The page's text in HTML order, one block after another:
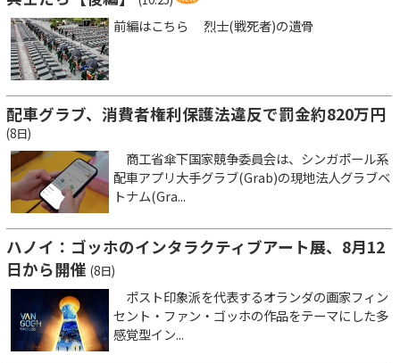
前編はこちら 烈士(戦死者)の遺骨
配車グラブ、消費者権利保護法違反で罰金約820万円
(8日)
商工省傘下国家競争委員会は、シンガポール系
配車アプリ大手グラブ(Grab)の現地法人グラブベ
トナム(Gra...
ハノイ：ゴッホのインタラクティブアート展、8月12
日から開催 (8日)
ポスト印象派を代表するオランダの画家フィン
セント・ファン・ゴッホの作品をテーマにした多
感覚型イン...